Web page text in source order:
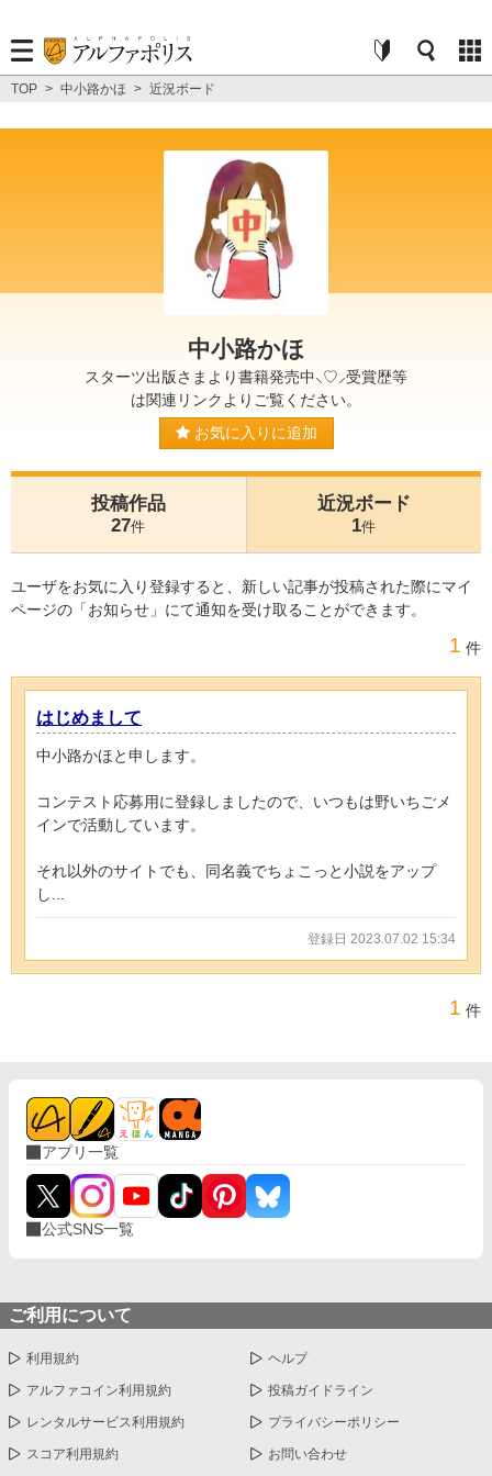
TOP > 中小路かほ > 近況ボード
中小路かほ
スターツ出版さまより書籍発売中⸜♡⸝受賞歴等
は関連リンクよりご覧ください。
お気に入りに追加
投稿作品
27件
近況ボード
1件
ユーザをお気に入り登録すると、新しい記事が投稿された際にマイ
ページの「お知らせ」にて通知を受け取ることができます。
1 件
はじめまして
中小路かほと申します。
コンテスト応募用に登録しましたので、いつもは野いちごメ
インで活動しています。
それ以外のサイトでも、同名義でちょこっと小説をアップ
し...
登録日 2023.07.02 15:34
1 件
アプリ一覧
公式SNS一覧
ご利用について
利用規約 ヘルプ
アルファコイン利用規約 投稿ガイドライン
レンタルサービス利用規約 プライバシーポリシー
スコア利用規約 お問い合わせ